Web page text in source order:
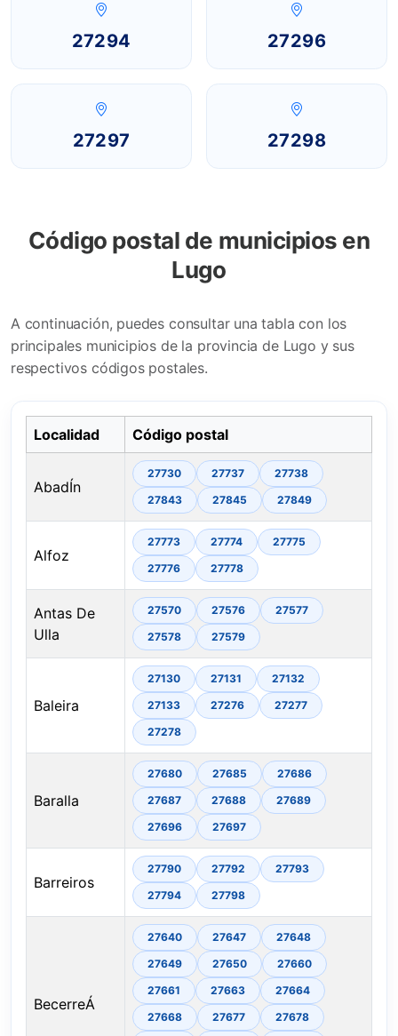
27294 27296
27297 27298
Código postal de municipios en
Lugo
A continuación, puedes consultar una tabla con los
principales municipios de la provincia de Lugo y sus
respectivos códigos postales.
Localidad Código postal
AbadÍn
27730 27737
27738
27843
27845 27849
Alfoz
27773 27774
27775
27776
27778
Antas De
Ulla
27570 27576
27577
27578
27579
Baleira
27130 27131
27132
27133
27276
27277
27278
Baralla
27680 27685
27686
27687
27688
27689
27696
27697
Barreiros
27790 27792
27793
27794
27798
BecerreÁ
27640 27647
27648
27649
27650
27660
27661
27663
27664
27668
27677 27678